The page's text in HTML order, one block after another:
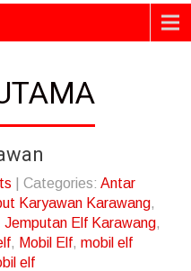
| Categories: Antar
Karyawan Karawang,
Jemputan Elf Karawang,
, Mobil Elf, mobil elf
elf